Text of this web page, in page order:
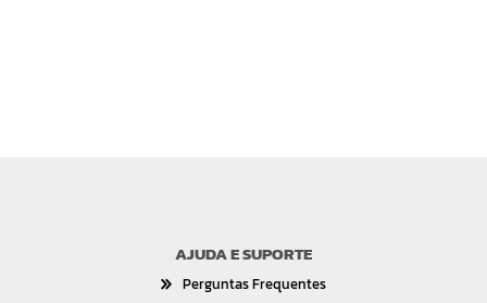
AJUDA E SUPORTE
Perguntas Frequentes